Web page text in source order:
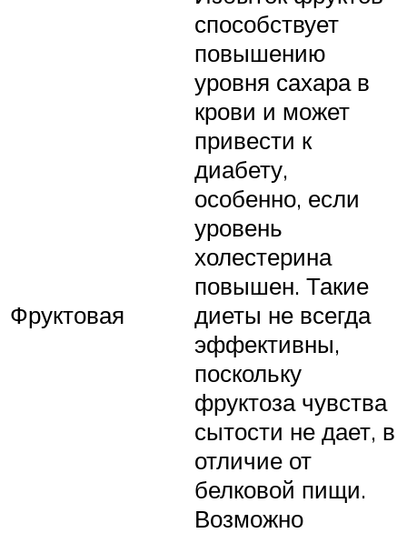
Фруктовая
способствует
повышению
уровня сахара в
крови и может
привести к
диабету,
особенно, если
уровень
холестерина
повышен. Такие
диеты не всегда
эффективны,
поскольку
фруктоза чувства
сытости не дает, в
отличие от
белковой пищи.
Возможно